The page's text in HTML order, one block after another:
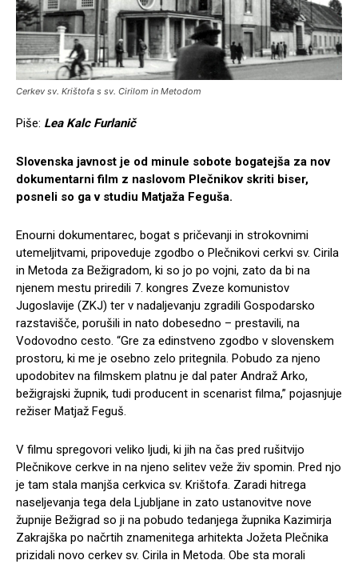
Cerkev sv. Krištofa s sv. Cirilom in Metodom
Piše: Lea Kalc Furlanič
Slovenska javnost je od minule sobote bogatejša za nov
dokumentarni film z naslovom Plečnikov skriti biser,
posneli so ga v studiu Matjaža Feguša.
Enourni dokumentarec, bogat s pričevanji in strokovnimi
utemeljitvami, pripoveduje zgodbo o Plečnikovi cerkvi sv. Cirila
in Metoda za Bežigradom, ki so jo po vojni, zato da bi na
njenem mestu priredili 7. kongres Zveze komunistov
Jugoslavije (ZKJ) ter v nadaljevanju zgradili Gospodarsko
razstavišče, porušili in nato dobesedno – prestavili, na
Vodovodno cesto. “Gre za edinstveno zgodbo v slovenskem
prostoru, ki me je osebno zelo pritegnila. Pobudo za njeno
upodobitev na filmskem platnu je dal pater Andraž Arko,
bežigrajski župnik, tudi producent in scenarist filma,” pojasnjuje
režiser Matjaž Feguš.
V filmu spregovori veliko ljudi, ki jih na čas pred rušitvijo
Plečnikove cerkve in na njeno selitev veže živ spomin. Pred njo
je tam stala manjša cerkvica sv. Krištofa. Zaradi hitrega
naseljevanja tega dela Ljubljane in zato ustanovitve nove
župnije Bežigrad so ji na pobudo tedanjega župnika Kazimirja
Zakrajška po načrtih znamenitega arhitekta Jožeta Plečnika
prizidali novo cerkev sv. Cirila in Metoda. Obe sta morali